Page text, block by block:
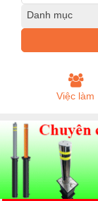
Danh mục
Việc làm